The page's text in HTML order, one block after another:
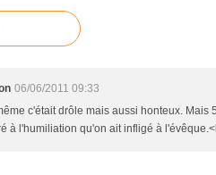
06/06/2011 09:33
c'était drôle mais aussi honteux. Mais
à l'humiliation qu'on ait infligé à